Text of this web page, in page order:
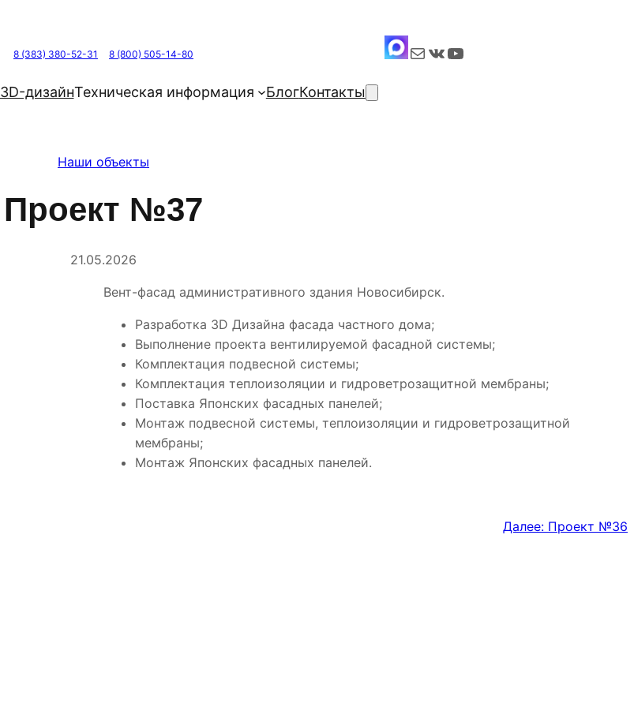
8 (383) 380-52-31 8 (800) 505-14-80 Почта ВКонтакте YouTube
3D-дизайнТехническая информация БлогКонтакты
Наши объекты
Проект №37
21.05.2026
Вент-фасад административного здания Новосибирск.
Разработка 3D Дизайна фасада частного дома;
Выполнение проекта вентилируемой фасадной системы;
Комплектация подвесной системы;
Комплектация теплоизоляции и гидроветрозащитной мембраны;
Поставка Японских фасадных панелей;
Монтаж подвесной системы, теплоизоляции и гидроветрозащитной
мембраны;
Монтаж Японских фасадных панелей.
Далее: Проект №36